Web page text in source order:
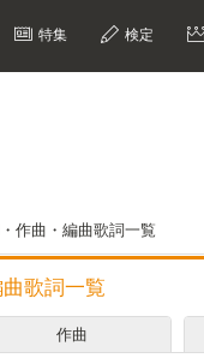
特集 検定
作曲・編曲歌詞一覧
歌詞一覧
作曲